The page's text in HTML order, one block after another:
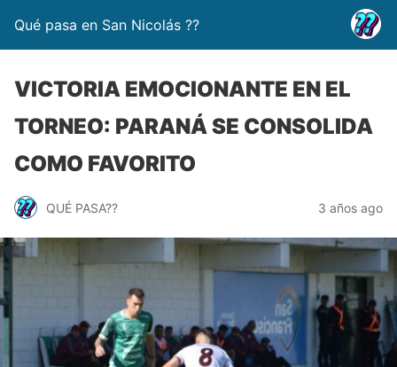
Qué pasa en San Nicolás ??
VICTORIA EMOCIONANTE EN EL
TORNEO: PARANÁ SE CONSOLIDA
COMO FAVORITO
QUÉ PASA?? 3 años ago